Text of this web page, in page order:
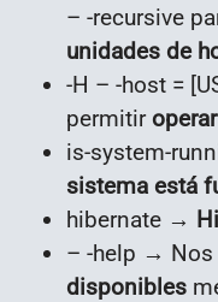
– -recursive
unidades de
-H – -host =
permitir
is-system-
sistema está
hibernate →
– -help → Nos
disponibles